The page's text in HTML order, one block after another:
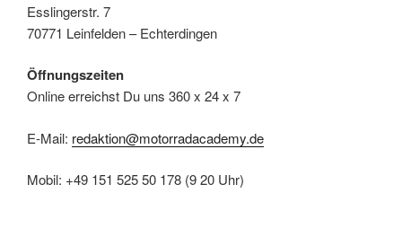
Esslingerstr. 7
70771 Leinfelden – Echterdingen
Öffnungszeiten
Online erreichst Du uns 360 x 24 x 7
E-Mail: redaktion@motorradacademy.de
Mobil: +49 151 525 50 178 (9 20 Uhr)